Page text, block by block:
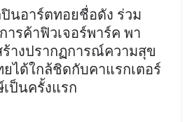
ปินอาร์ตทอยชื่อดัง ร่วม
ารค้าฟิวเจอร์พาร์ค พา
ร้างปรากฏการณ์ความสุข
ได้ใกล้ชิดกับคาแรกเตอร์
ป็นครั้งแรก